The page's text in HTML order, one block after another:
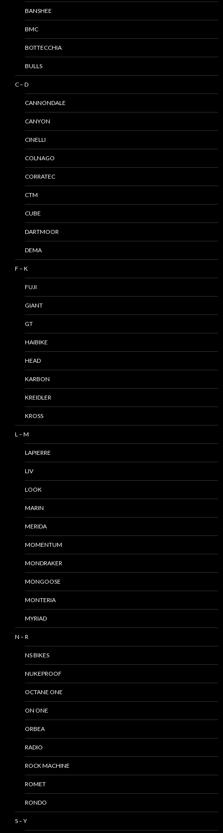
BANSHEE
BMC
BOTTECCHIA
BULLS
C – D
CANNONDALE
CANYON
CINELLI
COLNAGO
CORRATEC
CTM
CUBE
DARTMOOR
DEMA
F – K
FUJI
GIANT
GT
HAIBIKE
HEAD
KARBON
KREIDLER
KROSS
L – M
LAPIERRE
LIV
LOOK
MARIN
MERIDA
MOMENTUM
MONDRAKER
MONGOOSE
MONTERIA
MYRIAD
N – R
NS BIKES
NUKEPROOF
OCTANE ONE
ON ONE
ORBEA
RADIO
ROCK MACHINE
ROMET
RONDO
S – Y